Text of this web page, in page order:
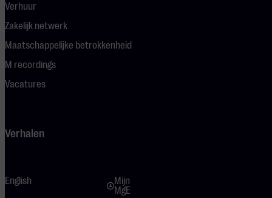
Verhuur
Zakelijk netwerk
Maatschappelijke betrokkenheid
M recordings
Vacatures
Verhalen
English
Mijn
MgE